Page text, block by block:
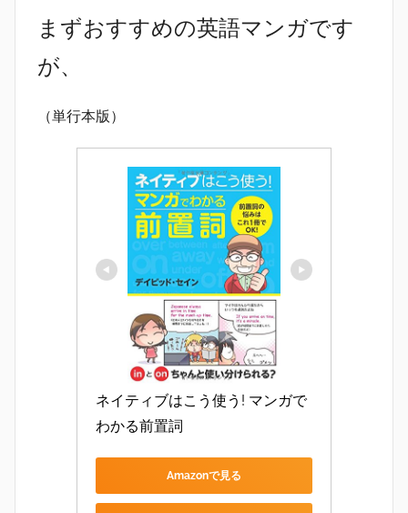
まずおすすめの英語マンガです
が、
（単行本版）
ネイティブはこう使う! マンガで
わかる前置詞
Amazonで見る